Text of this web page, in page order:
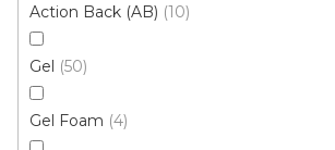
Action Back (AB) 10
Gel 50
Gel Foam 4
Koberce běhouny SAMIRA NEW